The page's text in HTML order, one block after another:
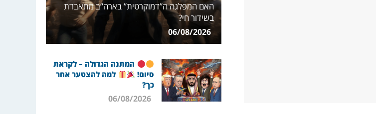
האם המפלגה ה”דמוקרטית” בארה”ב מתאבדת
בשידור חי?
06/08/2026
המתנה הגדולה – לקראת
סיום!
למה להצטער אחר
כך?
06/08/2026